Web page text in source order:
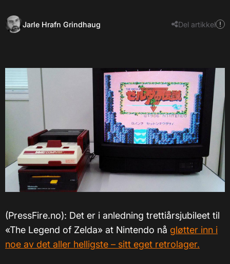
Jarle Hrafn Grindhaug Del artikkel
(PressFire.no): Det er i anledning trettiårsjubileet til
«The Legend of Zelda» at Nintendo nå gløtter inn i
noe av det aller helligste – sitt eget retrolager.